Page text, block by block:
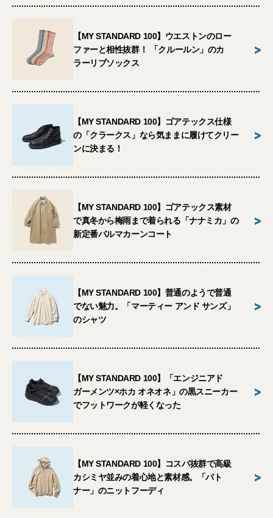
【MY STANDARD 100】ウエストンのロー
ファーと相性抜群！ 「クルールン」のカ
ラーリブソックス
>
【MY STANDARD 100】ゴアテックス仕様
の「クラークス」なら気ままに履けてクリー
ンに決まる！
>
【MY STANDARD 100】ゴアテックス素材
で真冬から梅雨まで着られる「ナナミカ」の
新定番バルマカーンコート
>
【MY STANDARD 100】普通のようで普通
でない魅力。「マーティー アンド サンズ」
のシャツ
>
【MY STANDARD 100】「エンジニアド
ガーメンツ×ホカ オネオネ」の黒スニーカー
でフットワークが軽くなった
>
【MY STANDARD 100】コスパ抜群で高級
カシミヤ並みの着心地と素材感。「バト
ナー」のニットフーディ
>